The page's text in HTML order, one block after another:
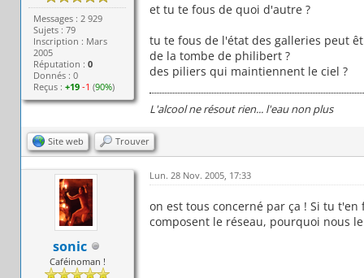
Messages : 2 929
Sujets : 79
Inscription : Mars
2005
Réputation :0
Donnés : 0
Reçus :+19 -1 (90%)
et tu te fous de quoi d'autre ?
tu te fous de l'état des galleries peut
de la tombe de philibert ?
des piliers qui maintiennent le ciel ?
L'alcool ne résout rien... l'eau non plus
Site web Trouver
sonic
Caféinoman !
Lun. 28 Nov. 2005, 17:33
on est tous concerné par ça ! Si tu
composent le réseau, pourquoi nous